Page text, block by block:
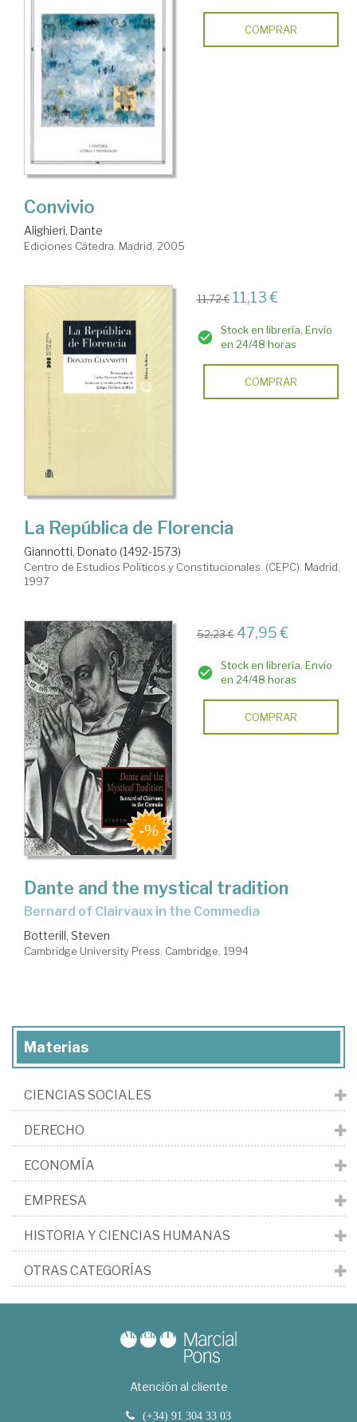
COMPRAR
Convivio
Alighieri, Dante
Ediciones Cátedra. Madrid, 2005
11,72 € 11,13 €
Stock en librería. Envío
en 24/48 horas
COMPRAR
La República de Florencia
Giannotti, Donato (1492-1573)
Centro de Estudios Políticos y Constitucionales. (CEPC). Madrid,
1997
52,23 € 47,95 €
Stock en librería. Envío
en 24/48 horas
COMPRAR
Dante and the mystical tradition
Bernard of Clairvaux in the Commedia
Botterill, Steven
Cambridge University Press. Cambridge, 1994
Materias
CIENCIAS SOCIALES
DERECHO
ECONOMÍA
EMPRESA
HISTORIA Y CIENCIAS HUMANAS
OTRAS CATEGORÍAS
Atención al cliente
(+34) 91 304 33 03